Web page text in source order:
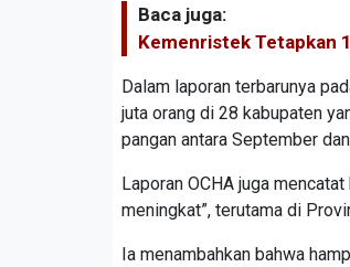
Baca juga:
Kemenristek Tetapkan
Dalam laporan terbarunya
juta orang di 28 kabupaten
pangan antara September
Laporan OCHA juga
meningkat”, terutama di
Ia menambahkan bahwa